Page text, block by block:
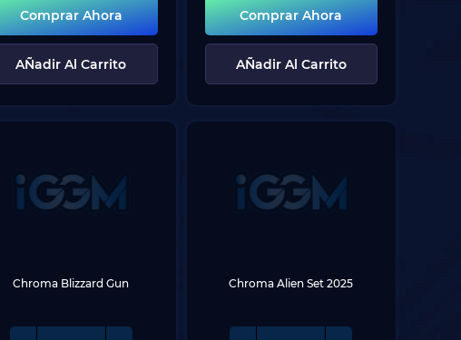
Comprar Ahora
AÑadir Al Carrito
Comprar Ahora
AÑadir Al Carrito
Chroma Blizzard Gun Chroma Alien Set 2025